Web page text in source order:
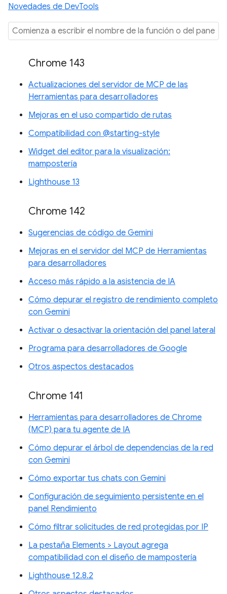
Novedades de DevTools
Chrome 143
Actualizaciones del servidor de MCP de las
Herramientas para desarrolladores
Mejoras en el uso compartido de rutas
Compatibilidad con @starting-style
Widget del editor para la visualización:
mampostería
Lighthouse 13
Chrome 142
Sugerencias de código de Gemini
Mejoras en el servidor del MCP de Herramientas
para desarrolladores
Acceso más rápido a la asistencia de IA
Cómo depurar el registro de rendimiento completo
con Gemini
Activar o desactivar la orientación del panel lateral
Programa para desarrolladores de Google
Otros aspectos destacados
Chrome 141
Herramientas para desarrolladores de Chrome
(MCP) para tu agente de IA
Cómo depurar el árbol de dependencias de la red
con Gemini
Cómo exportar tus chats con Gemini
Configuración de seguimiento persistente en el
panel Rendimiento
Cómo filtrar solicitudes de red protegidas por IP
La pestaña Elements > Layout agrega
compatibilidad con el diseño de mampostería
Lighthouse 12.8.2